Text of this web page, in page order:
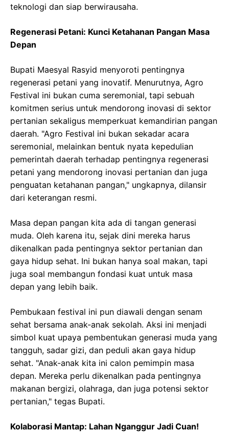
teknologi dan siap berwirausaha.
Regenerasi Petani: Kunci Ketahanan Pangan Masa
Depan
Bupati Maesyal Rasyid menyoroti pentingnya
regenerasi petani yang inovatif. Menurutnya, Agro
Festival ini bukan cuma seremonial, tapi sebuah
komitmen serius untuk mendorong inovasi di sektor
pertanian sekaligus memperkuat kemandirian pangan
daerah. "Agro Festival ini bukan sekadar acara
seremonial, melainkan bentuk nyata kepedulian
pemerintah daerah terhadap pentingnya regenerasi
petani yang mendorong inovasi pertanian dan juga
penguatan ketahanan pangan," ungkapnya, dilansir
dari keterangan resmi.
Masa depan pangan kita ada di tangan generasi
muda. Oleh karena itu, sejak dini mereka harus
dikenalkan pada pentingnya sektor pertanian dan
gaya hidup sehat. Ini bukan hanya soal makan, tapi
juga soal membangun fondasi kuat untuk masa
depan yang lebih baik.
Pembukaan festival ini pun diawali dengan senam
sehat bersama anak-anak sekolah. Aksi ini menjadi
simbol kuat upaya pembentukan generasi muda yang
tangguh, sadar gizi, dan peduli akan gaya hidup
sehat. "Anak-anak kita ini calon pemimpin masa
depan. Mereka perlu dikenalkan pada pentingnya
makanan bergizi, olahraga, dan juga potensi sektor
pertanian," tegas Bupati.
Kolaborasi Mantap: Lahan Nganggur Jadi Cuan!